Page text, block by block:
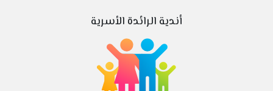
أندية الرائدة الأسرية